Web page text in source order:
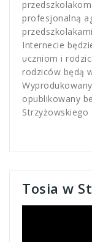
profesjonalną
Internecie
uczniom i
rodziców będą
opublikowany
Strzyżowskiego
Tosia w